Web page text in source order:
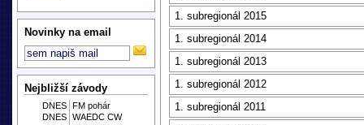
Novinky na email
Nejbližší závody
DNES FM pohár
DNES WAEDC CW
1. subregionál 2015
1. subregionál 2014
1. subregionál 2013
1. subregionál 2012
1. subregionál 2011